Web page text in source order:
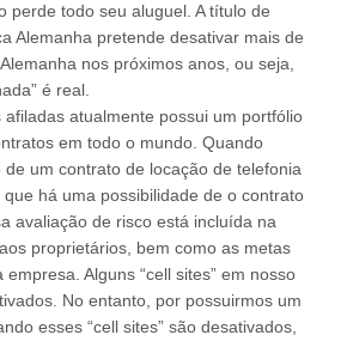
perde todo seu aluguel. A título de
Alemanha pretende desativar mais de
nos próximos anos, ou seja,
é real.
afiladas atualmente possui um portfólio
em todo o mundo. Quando
um contrato de locação de telefonia
há uma possibilidade de o contrato
avaliação de risco está incluída na
proprietários, bem como as metas
Alguns “cell sites” em nosso
No entanto, por possuirmos um
esses “cell sites” são desativados,